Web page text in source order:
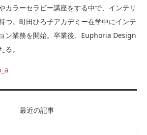
カラーセラピー講座をする中で、インテリ
つ。町田ひろ子アカデミー在学中にインテ
ン業務を開始。卒業後、Euphoria Design
る。
最近の記事